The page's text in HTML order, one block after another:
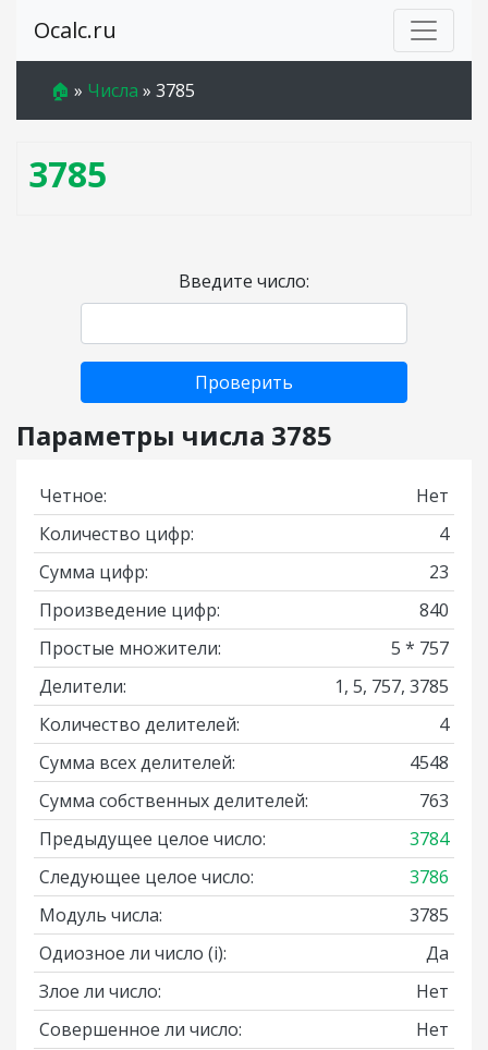
Ocalc.ru
🏠 » Числа » 3785
3785
Введите число:
Проверить
Параметры числа 3785
Четное:
Нет
Количество цифр:
4
Сумма цифр:
23
Произведение цифр:
840
Простые множители:
5 * 757
Делители:
1, 5, 757, 3785
Количество делителей:
4
Сумма всех делителей:
4548
Сумма собственных делителей:
763
Предыдущее целое число:
3784
Следующее целое число:
3786
Модуль числа:
3785
Одиозное ли число (i):
Да
Злое ли число:
Нет
Совершенное ли число:
Нет